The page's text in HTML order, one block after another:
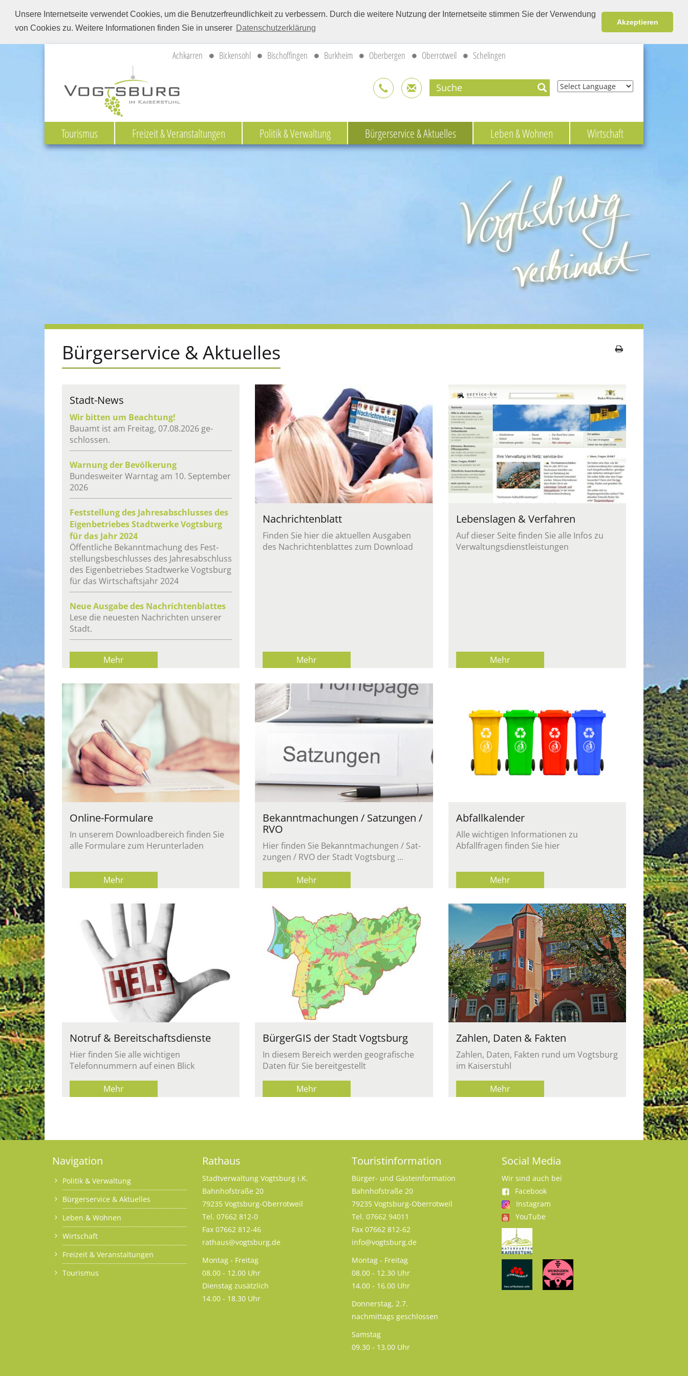
Unsere Internetseite verwendet Cookies, um die Benutzerfreundlichkeit zu verbessern. Durch die weitere Nutzung der Internetseite stimmen Sie der Verwendung
von Cookies zu. Weitere Informationen finden Sie in unserer Datenschutzerklärung
Akzeptieren
Achkarren Bickensohl Bischoffingen Burkheim Oberbergen Oberrotweil Schelingen
Tourismus Freizeit & Veranstaltungen Politik & Verwaltung Bürgerservice & Aktuelles Leben & Wohnen Wirtschaft
Bür­ger­ser­vice & Ak­tu­el­les
Stadt-News
Wir bit­ten um Be­ach­tung!
Bau­amt ist am Frei­tag, 07.08.2026 ge­
schlos­sen.
War­nung der Be­völ­ke­rung
Bun­des­wei­ter Warn­tag am 10. Sep­tem­ber
2026
Fest­stel­lung des Jah­res­ab­schlus­ses des
Ei­gen­be­trie­bes Stadt­wer­ke Vogts­burg
für das Jahr 2024
Öf­fent­li­che Be­kannt­ma­chung des Fest­
stel­lungs­be­schlus­ses des Jah­res­ab­schluss
des Ei­gen­be­trie­bes Stadt­wer­ke Vogts­burg
für das Wirt­schafts­jahr 2024
Neue Aus­ga­be des Nach­rich­ten­blat­tes
Lese die neu­es­ten Nach­rich­ten un­se­rer
Stadt.
Mehr
Nach­rich­ten­blatt
Fin­den Sie hier die ak­tu­el­len Aus­ga­ben
des Nach­rich­ten­blat­tes zum Down­load
Mehr
Le­bens­la­gen & Ver­fah­ren
Auf die­ser Seite fin­den Sie alle Infos zu
Ver­wal­tungs­dienst­leis­tun­gen
Mehr
On­line-For­mu­la­re
In un­se­rem Down­load­be­reich fin­den Sie
alle For­mu­la­re zum Her­un­ter­la­den
Mehr
Be­kannt­ma­chun­gen / Sat­zun­gen /
RVO
Hier fin­den Sie Be­kannt­ma­chun­gen / Sat­
zun­gen / RVO der Stadt Vogts­burg ...
Mehr
Abfallkalender
Alle wichtigen Informationen zu
Abfallfragen finden Sie hier
Mehr
Notruf & Bereitschaftsdienste
Hier finden Sie alle wichtigen
Telefonnummern auf einen Blick
Mehr
Bür­ger­GIS der Stadt Vogts­burg
In die­sem Be­reich wer­den geo­gra­fi­sche
Daten für Sie be­reit­ge­stellt
Mehr
Zahlen, Daten & Fakten
Zahlen, Daten, Fakten rund um Vogtsburg
im Kaiserstuhl
Mehr
Navigation
Politik & Verwaltung
Bürgerservice & Aktuelles
Leben & Wohnen
Wirtschaft
Freizeit & Veranstaltungen
Tourismus
Rathaus
Stadtverwaltung Vogtsburg i.K.
Bahnhofstraße 20
79235 Vogtsburg-Oberrotweil
Tel. 07662 812-0
Fax 07662 812-46
rathaus@vogtsburg.de
Montag - Freitag
08.00 - 12.00 Uhr
Dienstag zusätzlich
14.00 - 18.30 Uhr
Touristinformation
Bürger- und Gästeinformation
Bahnhofstraße 20
79235 Vogtsburg-Oberrotweil
Tel. 07662 94011
Fax 07662 812-62
info@vogtsburg.de
Montag - Freitag
08.00 - 12.30 Uhr
14.00 - 16.00 Uhr
Donnerstag, 2.7.
nachmittags geschlossen
Samstag
09.30 - 13.00 Uhr
Social Media
Wir sind auch bei
Facebook
Instagram
YouTube